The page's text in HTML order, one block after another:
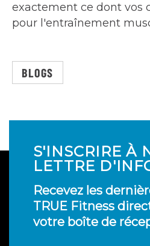
exactement ce dont vos
pour l'entraînement
BLOGS
S'INSCRIRE À
LETTRE
Recevez les
TRUE Fitness
votre boîte de